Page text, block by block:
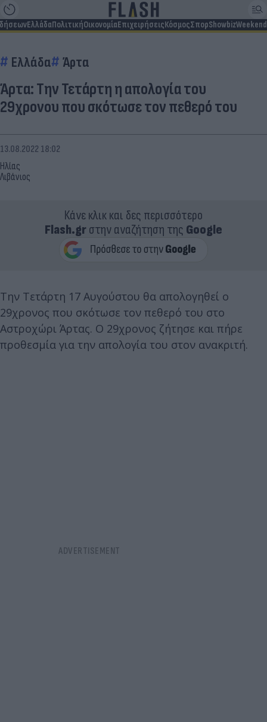
ΕλλάδαΠολιτικήΟικονομίαΕπιχειρήσειςΚόσμοςΣπορShowbizWeekend
Ελλάδα Άρτα
Άρτα: Την Τετάρτη η απολογία του
29χρονου που σκότωσε τον πεθερό του
Ηλίας
Λιβάνιος
13.08.2022 18:02
Κάνε κλικ και δες περισσότερο
Flash.grστην αναζήτηση της Google
Την Τετάρτη 17 Αυγούστου θα απολογηθεί ο
29χρονος που σκότωσε τον πεθερό του στο
Αστροχώρι Άρτας. Ο 29χρονος ζήτησε και πήρε
προθεσμία για την απολογία του στον ανακριτή.